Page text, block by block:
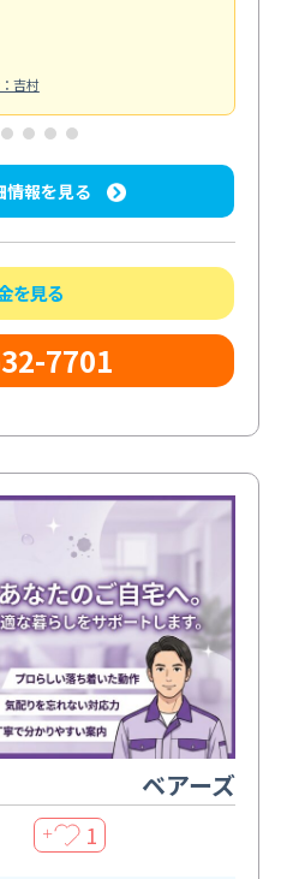
吉村
情報を見る
を見る
7701
ベアーズ
＋ 1